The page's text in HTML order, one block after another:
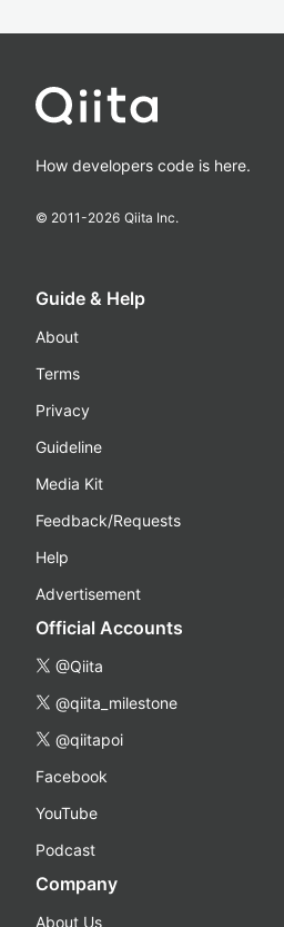
How developers code is here.
© 2011-2026 Qiita Inc.
Guide & Help
About
Terms
Privacy
Guideline
Media Kit
Feedback/Requests
Help
Advertisement
Official Accounts
@Qiita
@qiita_milestone
@qiitapoi
Facebook
YouTube
Podcast
Company
About Us